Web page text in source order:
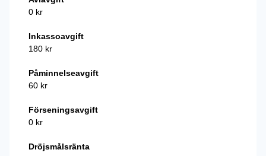
0 kr
Inkassoavgift
180 kr
Påminnelseavgift
60 kr
Förseningsavgift
0 kr
Dröjsmålsränta